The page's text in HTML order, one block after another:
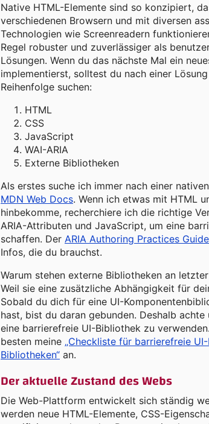
Native HTML-Elemente sind so konzipiert,
verschiedenen Browsern und mit diversen
Technologien wie Screenreadern
Regel robuster und zuverlässiger als
Lösungen. Wenn du das nächste Mal ein
implementierst, solltest du nach einer
Reihenfolge suchen:
HTML
CSS
JavaScript
WAI-ARIA
Externe Bibliotheken
Als erstes suche ich immer nach einer
MDN Web Docs. Wenn ich etwas mit HTML
hinbekomme, recherchiere ich die richtige
ARIA-Attributen und JavaScript, um eine
schaffen. Der ARIA Authoring Practices
Infos, die du brauchst.
Warum stehen externe Bibliotheken an
Weil sie eine zusätzliche Abhängigkeit für
Sobald du dich für eine UI-
hast, bist du daran gebunden. Deshalb achte
eine barrierefreie UI-Bibliothek zu
besten meine „Checkliste für barrierefreie
Bibliotheken“ an.
Der aktuelle Zustand des Webs
Die Web-Plattform entwickelt sich ständig
werden neue HTML-Elemente, CSS-